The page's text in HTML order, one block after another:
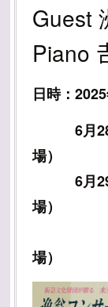
Guest
Piano
日時：
6月28日
場）
6月29日
場）
場）